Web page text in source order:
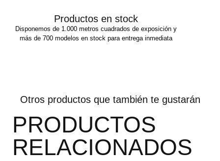
Productos en stock
Disponemos de 1.000 metros cuadrados de exposición y
más de 700 modelos en stock para entrega inmediata
Otros productos que también te gustarán
PRODUCTOS
RELACIONADOS